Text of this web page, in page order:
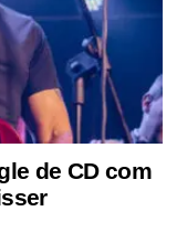
de CD com